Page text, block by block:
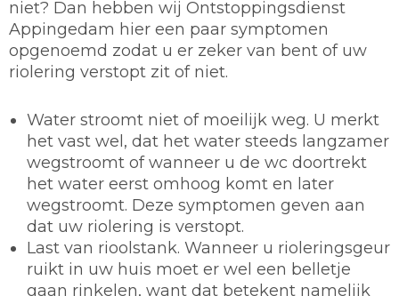
niet? Dan hebben wij Ontstoppingsdienst
Appingedam hier een paar symptomen
opgenoemd zodat u er zeker van bent of uw
riolering verstopt zit of niet.
Water stroomt niet of moeilijk weg. U merkt
het vast wel, dat het water steeds langzamer
wegstroomt of wanneer u de wc doortrekt
het water eerst omhoog komt en later
wegstroomt. Deze symptomen geven aan
dat uw riolering is verstopt.
Last van rioolstank. Wanneer u rioleringsgeur
ruikt in uw huis moet er wel een belletje
gaan rinkelen, want dat betekent namelijk